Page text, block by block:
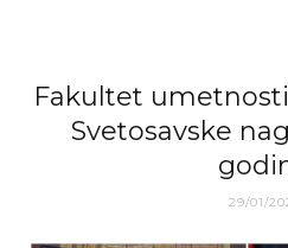
Fakultet
Svetosavske
29/01/